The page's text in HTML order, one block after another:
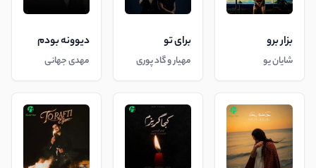
بزار برو
شایان یو
برای تو
مهیار و گاد پوری
دیوونه بودم
مهدی جهانی